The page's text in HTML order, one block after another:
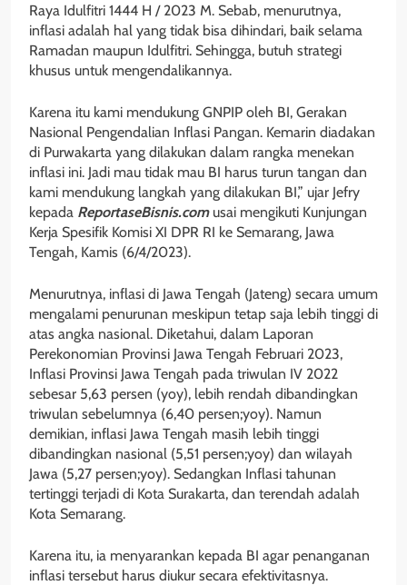
Raya Idulfitri 1444 H / 2023 M. Sebab, menurutnya,
inflasi adalah hal yang tidak bisa dihindari, baik selama
Ramadan maupun Idulfitri. Sehingga, butuh strategi
khusus untuk mengendalikannya.
Karena itu kami mendukung GNPIP oleh BI, Gerakan
Nasional Pengendalian Inflasi Pangan. Kemarin diadakan
di Purwakarta yang dilakukan dalam rangka menekan
inflasi ini. Jadi mau tidak mau BI harus turun tangan dan
kami mendukung langkah yang dilakukan BI,” ujar Jefry
kepada ReportaseBisnis.comusai mengikuti Kunjungan
Kerja Spesifik Komisi XI DPR RI ke Semarang, Jawa
Tengah, Kamis (6/4/2023).
Menurutnya, inflasi di Jawa Tengah (Jateng) secara umum
mengalami penurunan meskipun tetap saja lebih tinggi di
atas angka nasional. Diketahui, dalam Laporan
Perekonomian Provinsi Jawa Tengah Februari 2023,
Inflasi Provinsi Jawa Tengah pada triwulan IV 2022
sebesar 5,63 persen (yoy), lebih rendah dibandingkan
triwulan sebelumnya (6,40 persen;yoy). Namun
demikian, inflasi Jawa Tengah masih lebih tinggi
dibandingkan nasional (5,51 persen;yoy) dan wilayah
Jawa (5,27 persen;yoy). Sedangkan Inflasi tahunan
tertinggi terjadi di Kota Surakarta, dan terendah adalah
Kota Semarang.
Karena itu, ia menyarankan kepada BI agar penanganan
inflasi tersebut harus diukur secara efektivitasnya.